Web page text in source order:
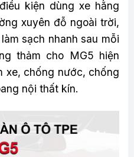
kiện dùng xe hằng
xuyên đỗ ngoài trời,
sạch nhanh sau mỗi
thảm cho MG5 hiện
xe, chống nước, chống
nội thất kín.